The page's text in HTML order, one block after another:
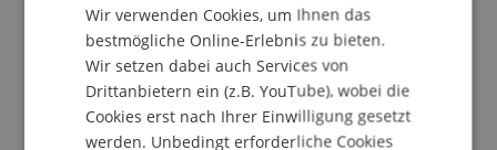
«Datenschutz» und «Datensicherheit» sind
Begriffe, mit denen heute jedes Unternehmen im
Arbeitsalltag konfrontiert ist, insbesondere auch
in der Finanzindustrie. Gleichzeitig sind
Kundendaten mittlerweile die wichtigste
Wir verwenden Cookies, um Ihnen das
bestmögliche Online-Erlebnis zu bieten.
Wir setzen dabei auch Services von
Drittanbietern ein (z.B. YouTube), wobei die
Cookies erst nach Ihrer Einwilligung gesetzt
werden. Unbedingt erforderliche Cookies